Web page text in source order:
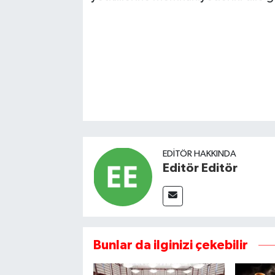
EDITÖR HAKKINDA
Editör Editör
Bunlar da ilginizi çekebilir